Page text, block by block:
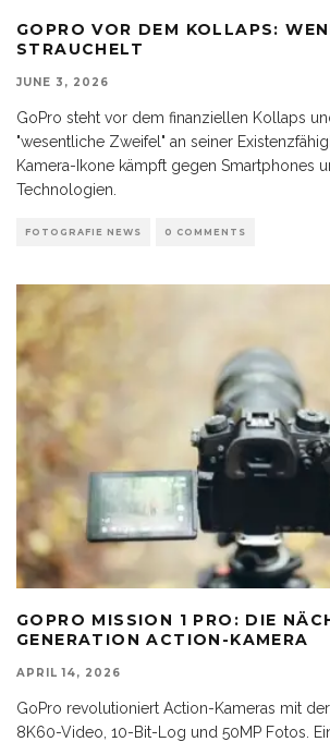
GOPRO VOR DEM KOLLAPS:
STRAUCHELT
JUNE 3, 2026
GoPro steht vor dem finanziellen Kollaps
"wesentliche Zweifel" an seiner
Kamera-Ikone kämpft gegen Smartphones
Technologien.
FOTOGRAFIE NEWS 0 COMMENTS
GOPRO MISSION 1 PRO: DIE
GENERATION ACTION-KAMERA
APRIL 14, 2026
GoPro revolutioniert Action-Kameras mit
8K60-Video, 10-Bit-Log und 50MP Fotos.